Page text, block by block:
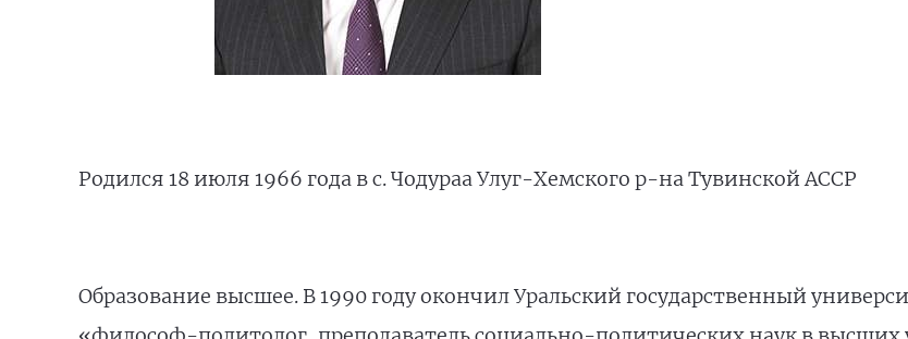
Родился 18 июля 1966 года в с. Чодураа Улуг-Хемского р-на Тувинской АССР
Образование высшее. В 1990 году окончил Уральский государственный